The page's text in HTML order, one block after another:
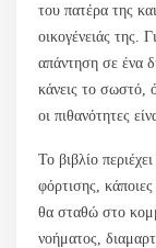
του πατέρα της
οικογένειάς της.
απάντηση σε ένα
κάνεις το σωστό,
οι πιθανότητες
Το βιβλίο
φόρτισης,
θα σταθώ στο
νοήματος,